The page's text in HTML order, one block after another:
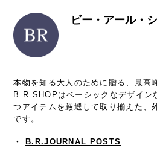
ビー・アール・
本物を知る大人のために贈る、最高
B.R.SHOPはベーシックなデザイン
つアイテムを厳選して取り揃えた、
です。
・ B.R.JOURNAL POSTS